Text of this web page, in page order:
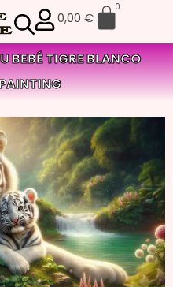
0,00 €
0
BEBÉ TIGRE BLANCO